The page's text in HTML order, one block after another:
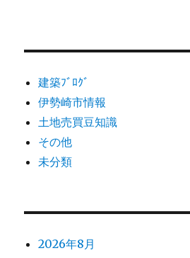
建築ﾌﾞﾛｸﾞ
伊勢崎市情報
土地売買豆知識
その他
未分類
2026年8月